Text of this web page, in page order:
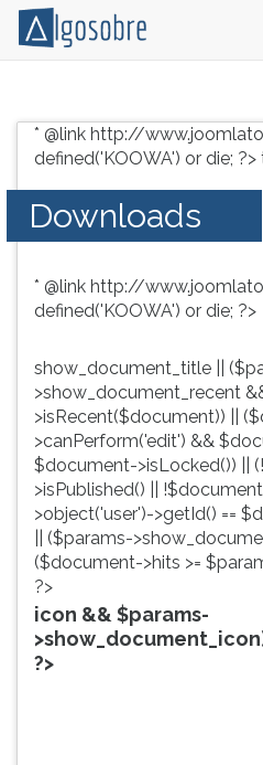
grátis
vestibular,
enem
concursos.
resumos
livros,
biografias,
profissões,
simulados
comentados.
Acessibilidade
leitor
TAB
depois
F
para
ouvir
conteúdo
principal
pular
essa
leitura
pressione
depois
pausar
* @link http://
defined('KOOWA') or die; ?>
Downloads
* @link http://
defined('KOOWA') or die; ?>
show_document_title ||
>show_document_recent
>isRecent($document)) ||
>canPerform('edit') &&
$document->isLocked()) ||
>isPublished() ||
>object('user')->getId() ==
|| ($params-
($document->hits >=
?>
icon && $params-
?>